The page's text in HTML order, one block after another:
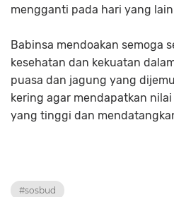
mengganti pada hari yang
Babinsa mendoakan semoga
kesehatan dan kekuatan
puasa dan jagung yang
kering agar mendapatkan
yang tinggi dan
#sosbud